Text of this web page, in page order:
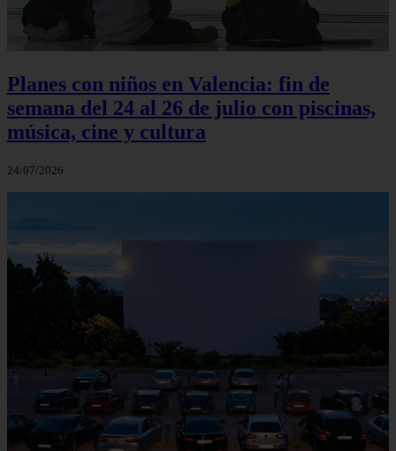
Planes con niños en Valencia: fin de
semana del 24 al 26 de julio con piscinas,
música, cine y cultura
24/07/2026